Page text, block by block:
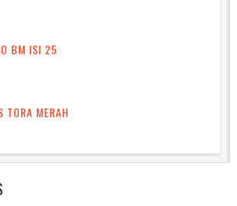
BM ISI 25
TORA MERAH